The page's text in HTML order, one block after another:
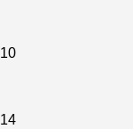
10
14